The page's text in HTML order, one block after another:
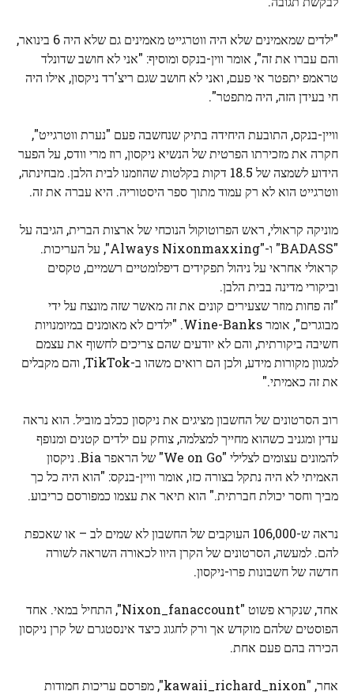
"ילדים שמאמינים שלא היה ווטרגייט מאמינים גם שלא היה 6 בינואר,
והם עברו את זה", אומר ווין-בנקס ומוסיף: "אני לא חושב שדונלד
טראמפ יתפטר אי פעם, ואני לא חושב שגם ריצ'רד ניקסון, אילו היה
חי בעידן הזה, היה מתפטר".
וויין-בנקס, התובעת היחידה בתיק שנחשבה פעם "נערת ווטרגייט",
חקרה את מזכירתו הפרטית של הנשיא ניקסון, רוז מרי וודס, על הפער
הידוע לשמצה של 18.5 דקות בקלטות שהוזמנו לבית הלבן. מבחינתה,
ווטרגייט הוא לא רק עמוד מתוך ספר היסטוריה. היא עברה את זה.
מוניקה קראולי, ראש הפרוטוקול הנוכחי של ארצות הברית, הגיבה על
"BADASS" ו-"Always Nixonmaxxing", על העריכות.
קראולי אחראי על ניהול תפקידים דיפלומטיים רשמיים, טקסים
וביקורי מדינה בבית הלבן.
"זה פחות מוזר שצעירים קונים את זה מאשר שזה מונצח על ידי
מבוגרים", אומר Wine-Banks. "ילדים לא מאומנים במיומנויות
חשיבה ביקורתית, והם לא יודעים שהם צריכים לחשוף את עצמם
למגוון מקורות מידע, ולכן הם רואים משהו ב-TikTok, והם מקבלים
את זה כאמיתי."
רוב הסרטונים של החשבון מציגים את ניקסון ככלב מוביל. הוא נראה
עדין ומגניב כשהוא מחייך למצלמה, צוחק עם ילדים קטנים ומנופף
להמונים עצומים לצלילי "We on Go" של הראפר Bia. ניקסון
האמיתי לא היה נתקל בצורה כזו, אומר וויין-בנקס: "הוא היה כל כך
מביך וחסר יכולת חברתית." הוא תיאר את עצמו כמפורסם כריבוע.
נראה ש-106,000 העוקבים של החשבון לא שמים לב – או שאכפת
להם. למעשה, הסרטונים של הקרן היוו לכאורה השראה לשורה
חדשה של חשבונות פרו-ניקסון.
אחד, שנקרא פשוט "Nixon_fanaccount", התחיל במאי. אחד
הפוסטים שלהם מוקדש אך ורק לחגוג כיצד אינסטגרם של קרן ניקסון
הכירה בהם פעם אחת.
אחר, "kawaii_richard_nixon", מפרסם עריכות חמודות